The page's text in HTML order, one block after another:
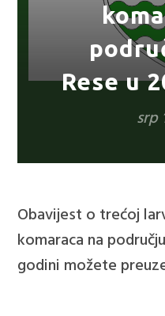
Rese u
srp
Obavijest o trećoj
komaraca na
godini možete